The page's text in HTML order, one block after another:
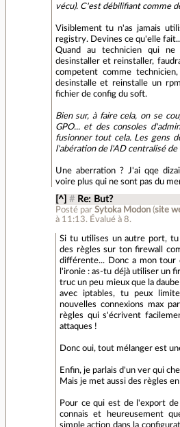
vécu). C'est débilifiant comme
Visiblement tu n'as jamais
registry. Devines ce qu'elle
Quand au technicien qui
desinstaller et reinstaller,
competent comme
desinstalle et reinstalle un
fichier de config du soft.
Bien sur, à faire cela, on se
GPO... et des consoles
fusionner tout cela. Les gens
l'abération de l'AD centralisé
Une aberration ? J'ai qqe
voire plus qui ne sont pas du
[^] # Re: But?
Posté par Sytoka Modon(site
à 11:13. Évalué à 8.
Si tu utilises un autre port, tu
des règles sur ton firewall
différente... Donc a mon tour
l'ironie : as-tu déjà utiliser un
truc un peu mieux que la
avec iptables, tu peux
nouvelles connexions max
règles qui s'écrivent
attaques !
Donc oui, tout mélanger est
Enfin, je parlais d'un ver qui
Mais je met aussi des règles
Pour ce qui est de l'export
connais et heureusement
simple action dans la